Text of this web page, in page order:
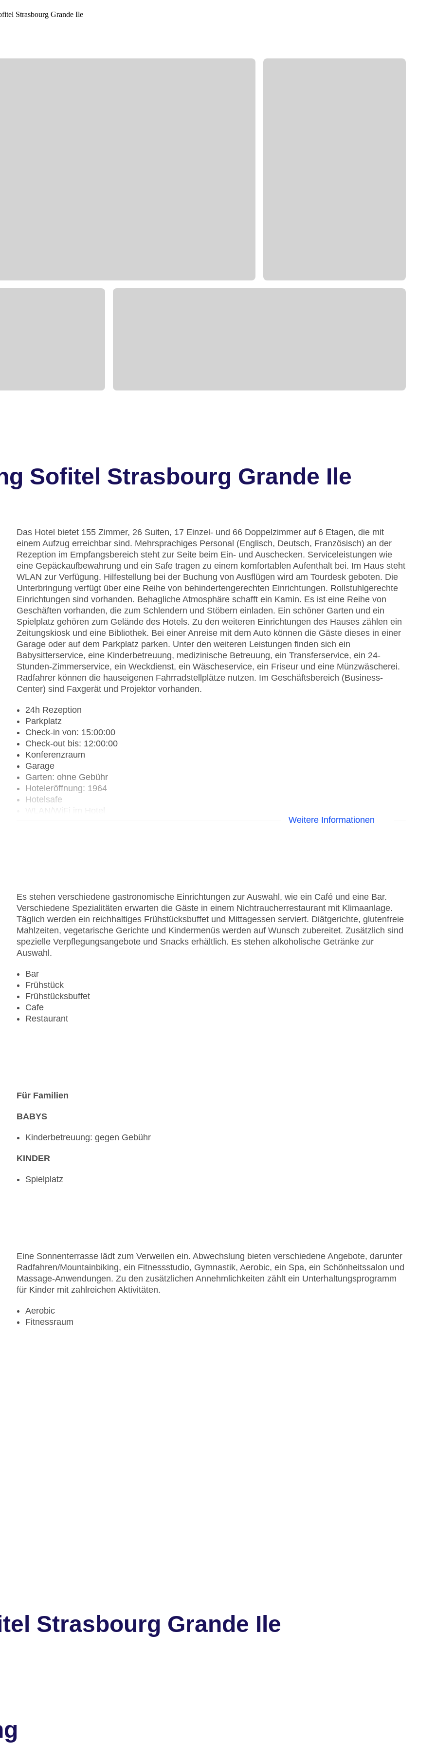
Sofitel Strasbourg Grande Ile
Das Hotel bietet 155 Zimmer, 26 Suiten, 17 Einzel- und 66 Doppelzimmer auf 6 Etagen, die mit
einem Aufzug erreichbar sind. Mehrsprachiges Personal (Englisch, Deutsch, Französisch) an der
Rezeption im Empfangsbereich steht zur Seite beim Ein- und Auschecken. Serviceleistungen wie
eine Gepäckaufbewahrung und ein Safe tragen zu einem komfortablen Aufenthalt bei. Im Haus steht
WLAN zur Verfügung. Hilfestellung bei der Buchung von Ausflügen wird am Tourdesk geboten. Die
Unterbringung verfügt über eine Reihe von behindertengerechten Einrichtungen. Rollstuhlgerechte
Einrichtungen sind vorhanden. Behagliche Atmosphäre schafft ein Kamin. Es ist eine Reihe von
Geschäften vorhanden, die zum Schlendern und Stöbern einladen. Ein schöner Garten und ein
Spielplatz gehören zum Gelände des Hotels. Zu den weiteren Einrichtungen des Hauses zählen ein
Zeitungskiosk und eine Bibliothek. Bei einer Anreise mit dem Auto können die Gäste dieses in einer
Garage oder auf dem Parkplatz parken. Unter den weiteren Leistungen finden sich ein
Babysitterservice, eine Kinderbetreuung, medizinische Betreuung, ein Transferservice, ein 24-
Stunden-Zimmerservice, ein Weckdienst, ein Wäscheservice, ein Friseur und eine Münzwäscherei.
Radfahrer können die hauseigenen Fahrradstellplätze nutzen. Im Geschäftsbereich (Business-
Center) sind Faxgerät und Projektor vorhanden.
24h Rezeption
Parkplatz
Check-in von: 15:00:00
Check-out bis: 12:00:00
Konferenzraum
Garage
Garten: ohne Gebühr
Hoteleröffnung: 1964
Hotelsafe
Sonnenterrasse
Gesamtanzahl der Stockwerke: 6
Gesamtanzahl der Zimmer: 155
Zahlungsarten: American Express, Diners Club, Mastercard, Visa
Landeskategorie: 5 Sterne
Weitere Informationen
Es stehen verschiedene gastronomische Einrichtungen zur Auswahl, wie ein Café und eine Bar.
Verschiedene Spezialitäten erwarten die Gäste in einem Nichtraucherrestaurant mit Klimaanlage.
Täglich werden ein reichhaltiges Frühstücksbuffet und Mittagessen serviert. Diätgerichte, glutenfreie
Mahlzeiten, vegetarische Gerichte und Kindermenüs werden auf Wunsch zubereitet. Zusätzlich sind
spezielle Verpflegungsangebote und Snacks erhältlich. Es stehen alkoholische Getränke zur
Auswahl.
Bar
Frühstück
Frühstücksbuffet
Cafe
Restaurant
Für Familien
BABYS
Kinderbetreuung: gegen Gebühr
KINDER
Spielplatz
Eine Sonnenterrasse lädt zum Verweilen ein. Abwechslung bieten verschiedene Angebote, darunter
Radfahren/Mountainbiking, ein Fitnessstudio, Gymnastik, Aerobic, ein Spa, ein Schönheitssalon und
Massage-Anwendungen. Zu den zusätzlichen Annehmlichkeiten zählt ein Unterhaltungsprogramm
für Kinder mit zahlreichen Aktivitäten.
Aerobic
Fitnessraum
Strasbourg Grande Ile